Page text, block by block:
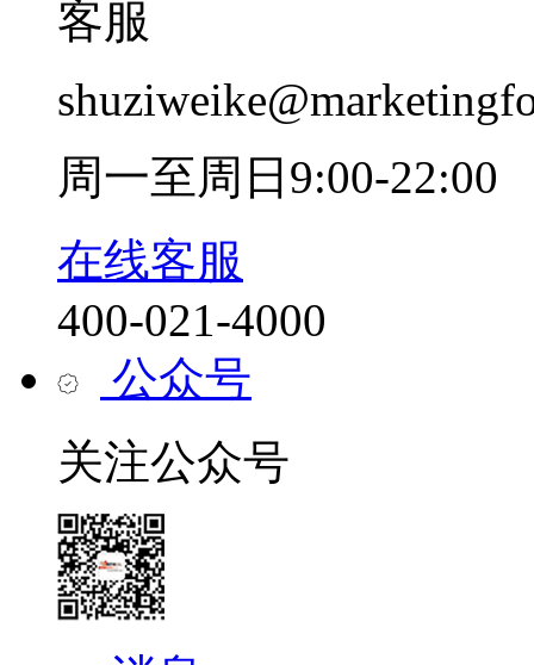
客服
周一至周日9:00-22:00
在线客服
400-021-4000
公众号
关注公众号